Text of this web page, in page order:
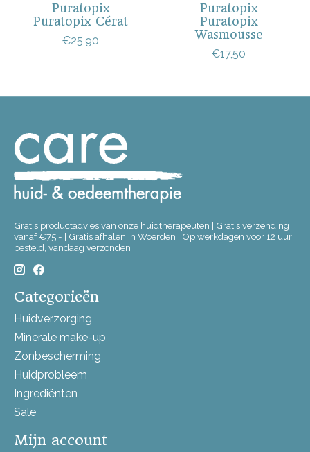
Puratopix
Puratopix Cérat
€25,90
Puratopix
Puratopix
Wasmousse
€17,50
Gratis productadvies van onze huidtherapeuten | Gratis verzending
vanaf €75,- | Gratis afhalen in Woerden | Op werkdagen voor 12 uur
besteld, vandaag verzonden
Categorieën
Huidverzorging
Minerale make-up
Zonbescherming
Huidprobleem
Ingrediënten
Sale
Mijn account